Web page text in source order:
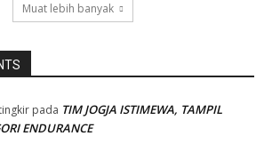
Muat lebih banyak
pada TIM JOGJA ISTIMEWA, TAMPIL
ENDURANCE